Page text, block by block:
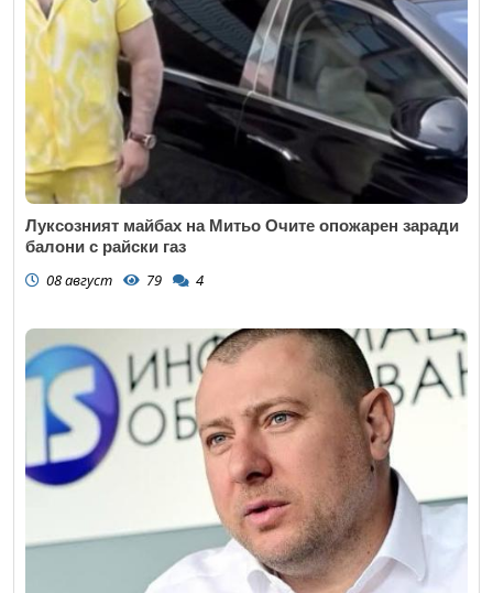
Луксозният майбах на Митьо Очите опожарен заради
балони с райски газ
08 август 79 4